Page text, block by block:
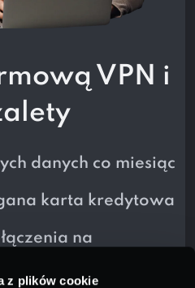
z plików cookie
VPN i
danych co miesiąc
karta kredytowa
na